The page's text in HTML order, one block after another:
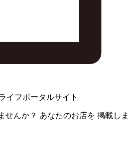
イフポータルサイト
せんか？ あなたのお店を 掲載しま